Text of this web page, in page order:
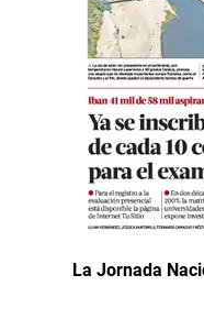
La Jornada